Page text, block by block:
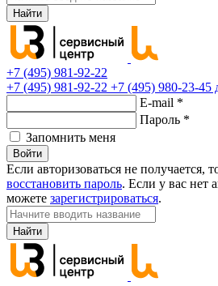
Найти
+7 (495) 981-92-22
+7 (495) 981-92-22 +7 (495) 980-23-45
E-mail *
Пароль *
Запомнить меня
Войти
Если авторизоваться не получается,
восстановить пароль. Если у вас нет
можете зарегистрироваться.
Найти